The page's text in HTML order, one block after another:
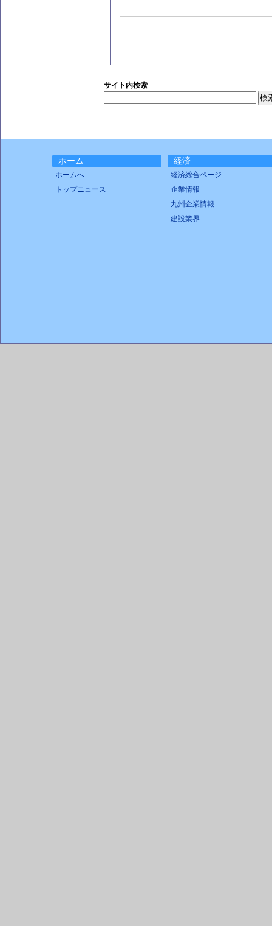
サイト内検索
ホーム
ホームへ
トップニュース
経済
経済総合ページ
企業情報
九州企業情報
建設業界